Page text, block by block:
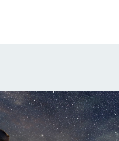
prepara la scena